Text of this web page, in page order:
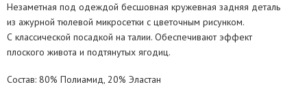
Незаметная под одеждой бесшовная кружевная задняя деталь
из ажурной тюлевой микросетки с цветочным рисунком.
С классической посадкой на талии. Обеспечивают эффект
плоского живота и подтянутых ягодиц.
Состав: 80% Полиамид, 20% Эластан